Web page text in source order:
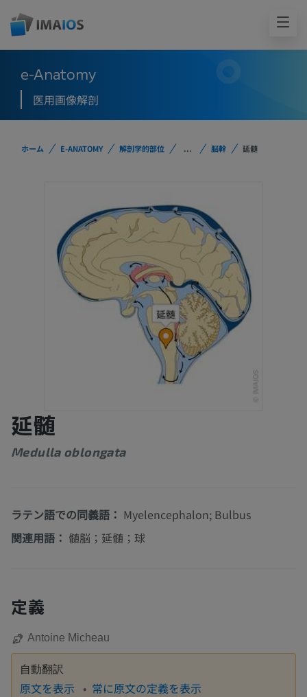
e-Anatomy
医用画像解剖
ホーム E-ANATOMY 解剖学的部位 ... 脳幹 延髄
延髄
Medulla oblongata
ラテン語での同義語： Myelencephalon; Bulbus
関連用語： 髄脳；延髄；球
定義
Antoine Micheau
自動翻訳
原文を表示 常に原文の定義を表示